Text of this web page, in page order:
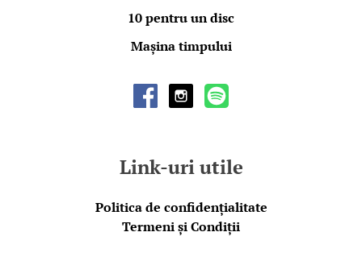
10 pentru un disc
Mașina timpului
Link-uri utile
Politica de confidențialitate
Termeni și Condiții